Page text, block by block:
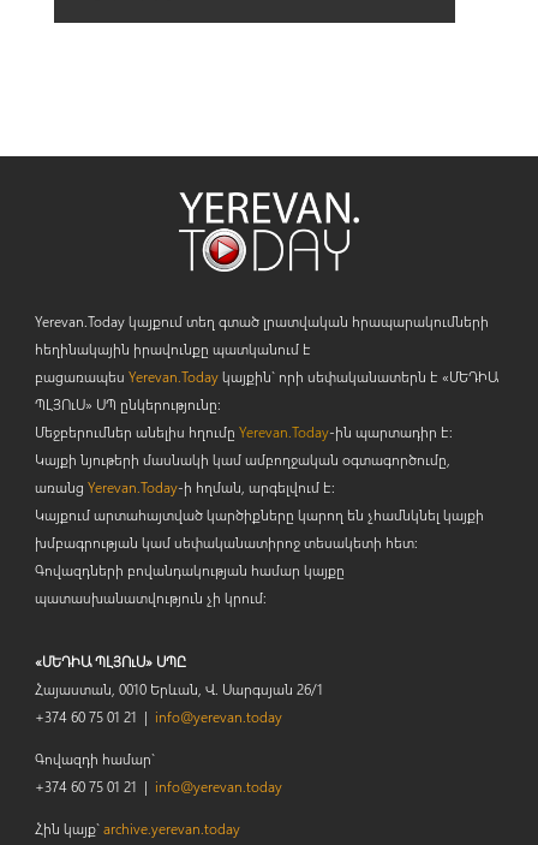
Yerevan.Today կայքում տեղ գտած լրատվական հրապարակումների
հեղինակային իրավունքը պատկանում է
բացառապես Yerevan.Todayկայքին` որի սեփականատերն է «ՄԵԴԻԱ
ՊԼՅՈւՍ» ՍՊ ընկերությունը։
Մեջբերումներ անելիս հղումը Yerevan.Today-ին պարտադիր է:
Կայքի նյութերի մասնակի կամ ամբողջական օգտագործումը,
առանց Yerevan.Today-ի հղման, արգելվում է:
Կայքում արտահայտված կարծիքները կարող են չհամնկնել կայքի
խմբագրության կամ սեփականատիրոջ տեսակետի հետ:
Գովազդների բովանդակության համար կայքը
պատասխանատվություն չի կրում:
«ՄԵԴԻԱ ՊԼՅՈւՍ» ՍՊԸ
Հայաստան, 0010 Երևան, Վ. Սարգսյան 26/1
+374 60 75 01 21 | info@yerevan.today
Գովազդի համար`
+374 60 75 01 21 | info@yerevan.today
Հին կայք`archive.yerevan.today